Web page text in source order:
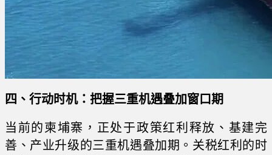
四、行动时机：把握三重机遇叠加窗口期
当前的柬埔寨，正处于政策红利释放、基建完
善、产业升级的三重机遇叠加期。关税红利的时